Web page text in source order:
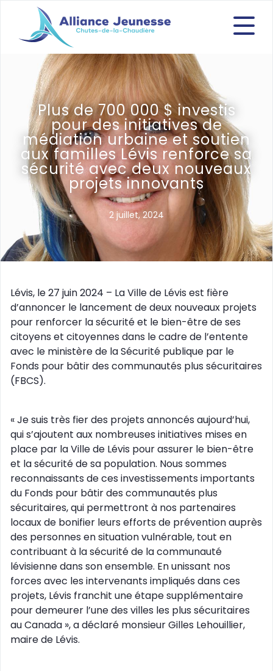
Plus de 700 000 $ investis
pour des initiatives de
médiation urbaine et soutien
aux familles Lévis renforce sa
sécurité avec deux nouveaux
projets innovants
2 juillet, 2024
Lévis, le 27 juin 2024 – La Ville de Lévis est fière
d’annoncer le lancement de deux nouveaux projets
pour renforcer la sécurité et le bien-être de ses
citoyens et citoyennes dans le cadre de l’entente
avec le ministère de la Sécurité publique par le
Fonds pour bâtir des communautés plus sécuritaires
(FBCS).
« Je suis très fier des projets annoncés aujourd’hui,
qui s’ajoutent aux nombreuses initiatives mises en
place par la Ville de Lévis pour assurer le bien-être
et la sécurité de sa population. Nous sommes
reconnaissants de ces investissements importants
du Fonds pour bâtir des communautés plus
sécuritaires, qui permettront à nos partenaires
locaux de bonifier leurs efforts de prévention auprès
des personnes en situation vulnérable, tout en
contribuant à la sécurité de la communauté
lévisienne dans son ensemble. En unissant nos
forces avec les intervenants impliqués dans ces
projets, Lévis franchit une étape supplémentaire
pour demeurer l’une des villes les plus sécuritaires
au Canada », a déclaré monsieur Gilles Lehouillier,
maire de Lévis.